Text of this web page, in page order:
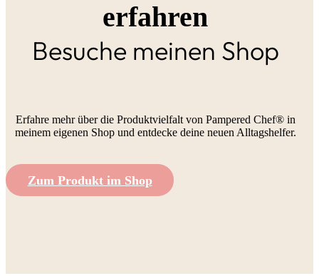
erfahren
Besuche meinen Shop
Erfahre mehr über die Produktvielfalt von Pampered Chef® in
meinem eigenen Shop und entdecke deine neuen Alltagshelfer.
Zum Produkt im Shop